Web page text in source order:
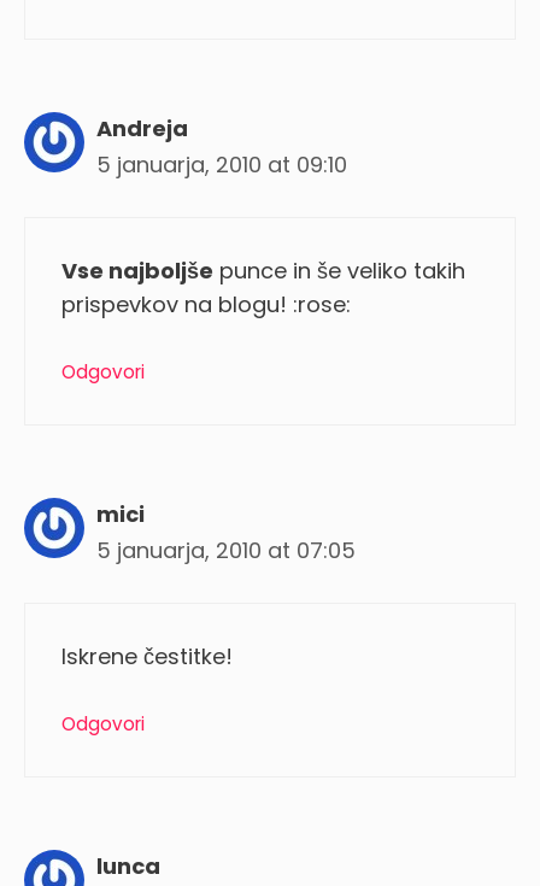
Andreja
5 januarja, 2010 at 09:10
Vse najboljše punce in še veliko takih
prispevkov na blogu! :rose:
Odgovori
mici
5 januarja, 2010 at 07:05
Iskrene čestitke!
Odgovori
lunca